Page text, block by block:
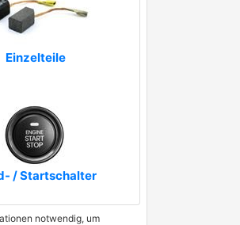
Einzelteile
/ Startschalter
notwendig, um